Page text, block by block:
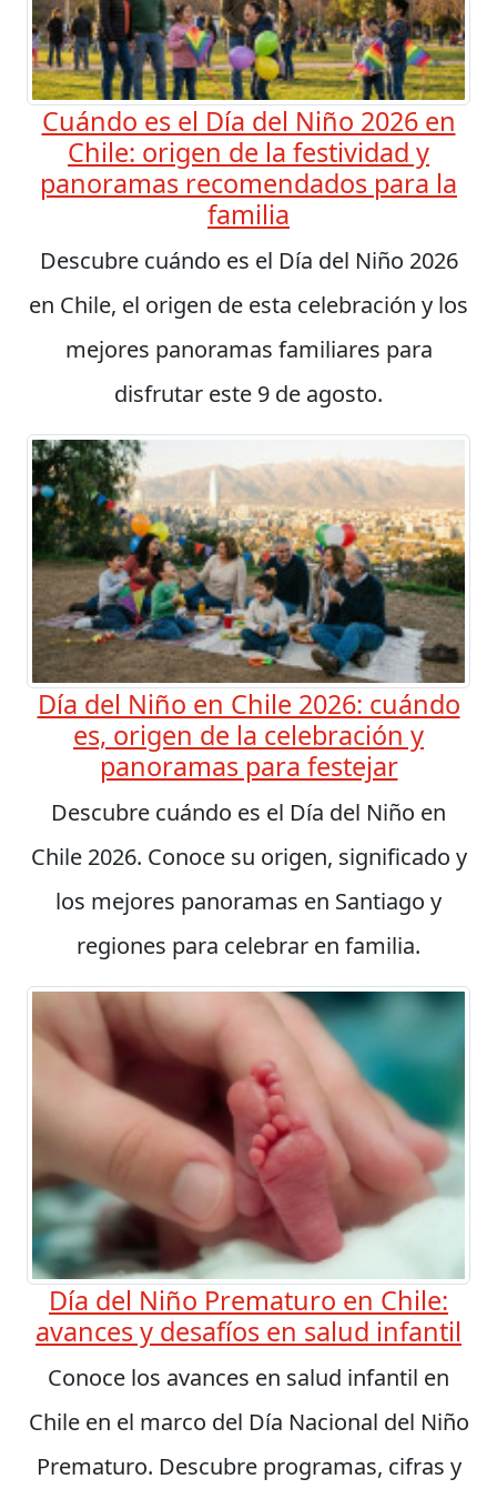
Cuándo es el Día del Niño 2026 en
Chile: origen de la festividad y
panoramas recomendados para la
familia
Descubre cuándo es el Día del Niño 2026
en Chile, el origen de esta celebración y los
mejores panoramas familiares para
disfrutar este 9 de agosto.
Día del Niño en Chile 2026: cuándo
es, origen de la celebración y
panoramas para festejar
Descubre cuándo es el Día del Niño en
Chile 2026. Conoce su origen, significado y
los mejores panoramas en Santiago y
regiones para celebrar en familia.
Día del Niño Prematuro en Chile:
avances y desafíos en salud infantil
Conoce los avances en salud infantil en
Chile en el marco del Día Nacional del Niño
Prematuro. Descubre programas, cifras y